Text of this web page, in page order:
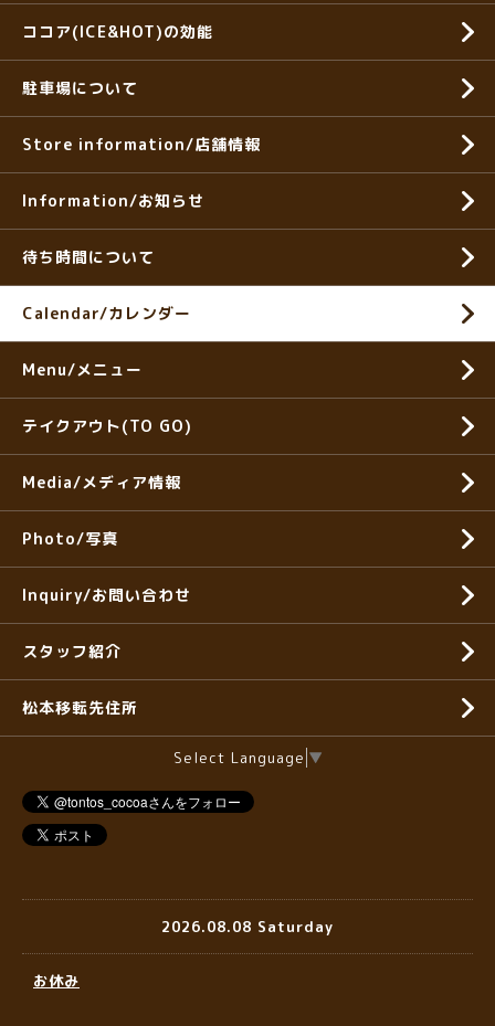
ココア(ICE&HOT)の効能
駐車場について
Store information/店舗情報
Information/お知らせ
待ち時間について
Calendar/カレンダー
Menu/メニュー
テイクアウト(TO GO)
Media/メディア情報
Photo/写真
Inquiry/お問い合わせ
スタッフ紹介
松本移転先住所
Select Language ▼
2026.08.08 Saturday
お休み